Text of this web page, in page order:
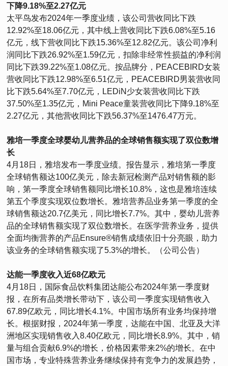
下降9.18%至2.27亿元
太平鸟发布2024年一季度业绩，该公司营收同比下跌
12.92%至18.06亿元，其中线上营收同比下跌6.08%至5.16
亿元，线下营收同比下跌15.36%至12.82亿元。该公司净利
润同比下跌26.92%至1.59亿元，扣除非经常性损益的净利润
同比下跌39.22%至1.08亿元。按品牌分，PEACEBIRD女装
营收同比下跌12.98%至6.51亿元，PEACEBIRD男装营收同
比下跌5.64%至7.70亿元，LEDiN少女装营收同比下跌
37.50%至1.35亿元，Mini Peace童装营收同比下降9.18%至
2.27亿元，其他营收同比下跌56.37%至1476.47万元。
雅培一季度全球婴幼儿营养品的全球销售额实现了双位数增
长
4月18日，雅培发布一季度业绩。报告显示，雅培第一季度
全球销售额达100亿美元，除去新冠检测产品对销售额的影
响，第一季度全球销售额同比增长10.8%，这也是雅培连续
第五个季度实现双位数增长。雅培营养品业务第一季度的全
球销售额达20.7亿美元，同比增长7.7%。其中，婴幼儿营养
品的全球销售额实现了双位数增长。在医学营养业务，提供
全面均衡营养的产品Ensure®销售成绩依旧十分亮眼，助力
该业务的全球销售额实现了5.3%的增长。（公司公告）
达能一季度收入近68亿欧元
4月18日，国际食品饮料集团达能公布2024年第一季度财
报，在所有品类增长带动下，该公司一季度实现销售收入
67.89亿欧元，同比增长4.1%。中国市场所有业务均保持增
长。根据财报，2024年第一季度，达能在中国、北亚及大洋
洲地区实现销售收入8.40亿欧元，同比增长8.9%。其中，销
量与组合贡献6.9%的增长，价格因素带来2%的增长。在中
国市场，专业特殊营养业务继续保持有竞争力的发展趋势，